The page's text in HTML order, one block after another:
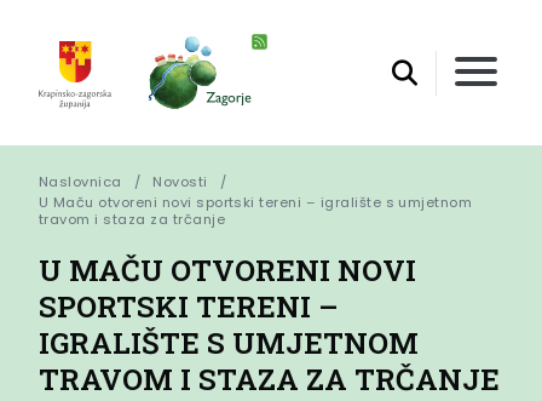
Naslovnica
Novosti
U Maču otvoreni novi sportski tereni – igralište s umjetnom
travom i staza za trčanje
U MAČU OTVORENI NOVI
SPORTSKI TERENI –
IGRALIŠTE S UMJETNOM
TRAVOM I STAZA ZA TRČANJE